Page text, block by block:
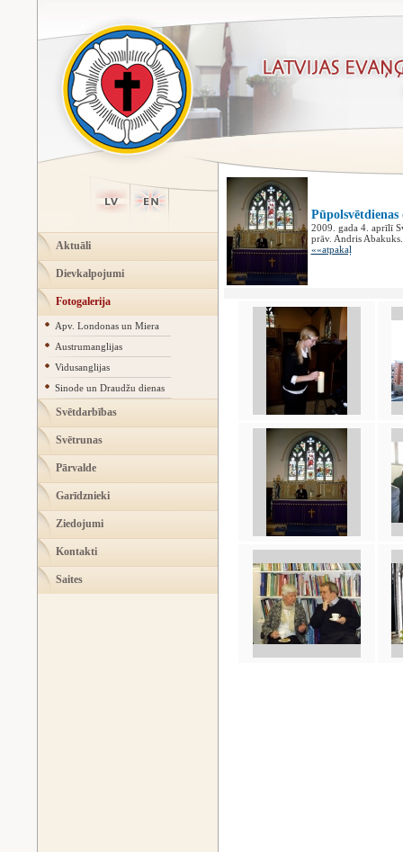
Aktuāli
Dievkalpojumi
Fotogalerija
Apv. Londonas un Miera
Austrumanglijas
Vidusanglijas
Sinode un Draudžu dienas
Svētdarbības
Svētrunas
Pārvalde
Garīdznieki
Ziedojumi
Kontakti
Saites
2009. gada 4. aprīlī
prāv. Andris Abakuks.
««atpakaļ